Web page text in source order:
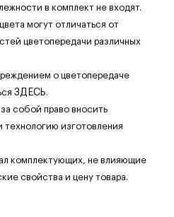
в комплект не входят.
могут отличаться от
цветопередачи различных
о цветопередаче
ЗДЕСЬ.
собой право вносить
технологию изготовления
комплектующих, не влияющие
свойства и цену товара.